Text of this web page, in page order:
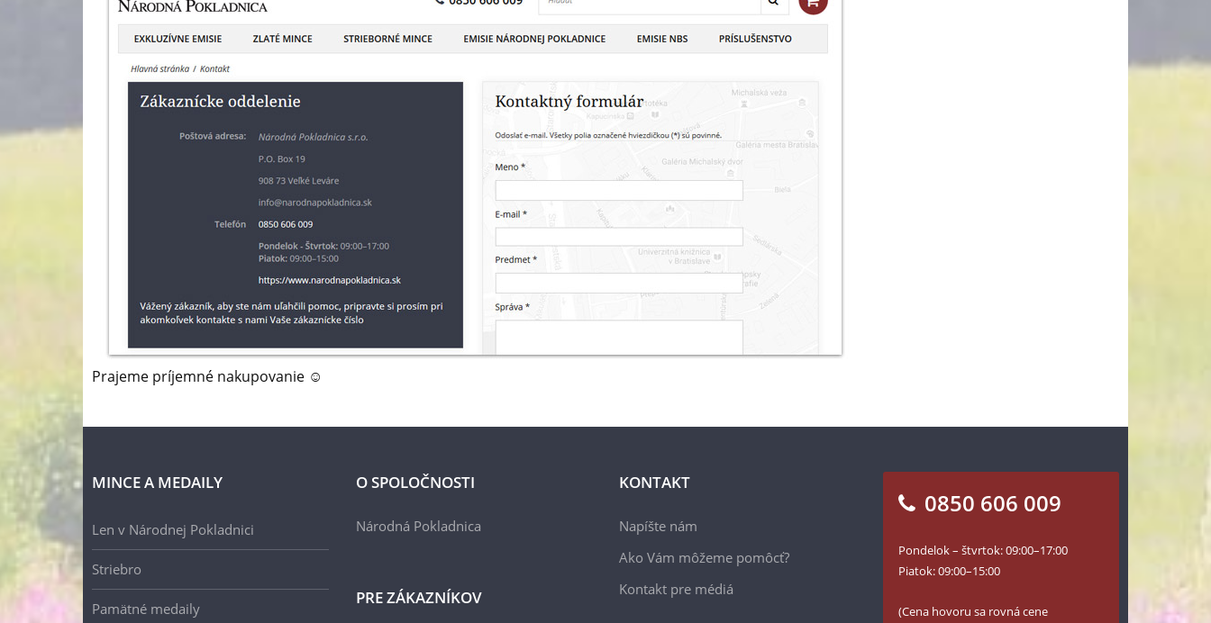
Prajeme príjemné nakupovanie ☺
MINCE A MEDAILY
Len v Národnej Pokladnici
Striebro
Pamätné medaily
O SPOLOČNOSTI
Národná Pokladnica
PRE ZÁKAZNÍKOV
KONTAKT
Napíšte nám
Ako Vám môžeme pomôcť?
Kontakt pre médiá
0850 606 009
Pondelok – štvrtok: 09:00–17:00
Piatok: 09:00–15:00
(Cena hovoru sa rovná cene